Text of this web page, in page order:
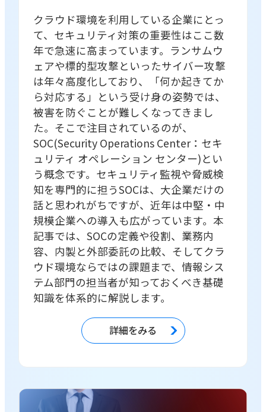
クラウド環境を利用している企業にとっ
て、セキュリティ対策の重要性はここ数
年で急速に高まっています。ランサムウ
ェアや標的型攻撃といったサイバー攻撃
は年々高度化しており、「何か起きてか
ら対応する」という受け身の姿勢では、
被害を防ぐことが難しくなってきまし
た。そこで注目されているのが、
SOC(Security Operations Center：セキ
ュリティ オペレーション センター)とい
う概念です。セキュリティ監視や脅威検
知を専門的に担うSOCは、大企業だけの
話と思われがちですが、近年は中堅・中
規模企業への導入も広がっています。本
記事では、SOCの定義や役割、業務内
容、内製と外部委託の比較、そしてクラ
ウド環境ならではの課題まで、情報シス
テム部門の担当者が知っておくべき基礎
知識を体系的に解説します。
詳細をみる